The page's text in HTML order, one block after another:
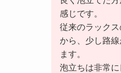
感じです。
従来のラック
から、少し路
ます。
泡立ちは非常